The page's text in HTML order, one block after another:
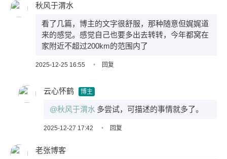
秋风于渭水
看了几篇，博主的文字很舒服，那种随意但娓娓道
来的感觉。感觉自己也要多出去转转，今年都窝在
家附近不超过200km的范围内了
2025-12-25 16:55 • 回复
云心怀鹤 博主
@秋风于渭水 多尝试，可描述的事情就多了。
2025-12-27 17:42 • 回复
老张博客